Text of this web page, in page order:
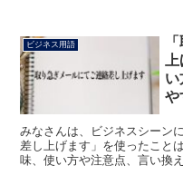
ビジネス用語
い
や
みなさんは、ビジネスシーン
差し上げます」を使ったこと
味、使い方や注意点、言い換